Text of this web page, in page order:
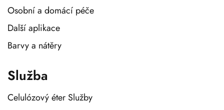
Osobní a domácí péče
Další aplikace
Barvy a nátěry
Služba
Celulózový éter Služby